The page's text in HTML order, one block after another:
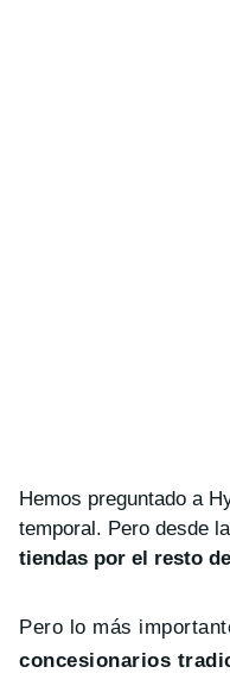
Hemos preguntado a
temporal. Pero desde
tiendas por el resto
Pero lo más
concesionarios